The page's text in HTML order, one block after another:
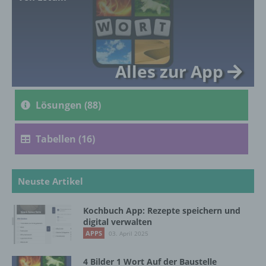
Alles zur App
Lösungen (88)
Tabellen (16)
Neuste Artikel
Kochbuch App: Rezepte speichern und
digital verwalten
APPS 03. April 2025
4 Bilder 1 Wort Auf der Baustelle
genetischen, psychischen, wirtschaftlichen,
kulturellen oder sozialen Identität dieser
natürlichen Person sind, identifiziert werden
b) betroffene Person
Betroffene Person ist jede identifizierte oder
identifizierbare natürliche Person, deren
personenbezogene Daten von dem für die
Verarbeitung ist jeder mit oder ohne Hilfe
automatisierter Verfahren ausgeführte